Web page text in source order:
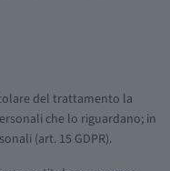
del trattamento la
che lo riguardano; in
(art. 15 GDPR).